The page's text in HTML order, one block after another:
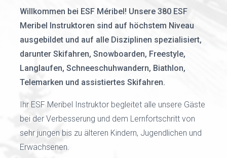
Willkommen bei ESF Méribel! Unsere 380 ESF
Meribel Instruktoren sind auf höchstem Niveau
ausgebildet und auf alle Disziplinen spezialisiert,
darunter Skifahren, Snowboarden, Freestyle,
Langlaufen, Schneeschuhwandern, Biathlon,
Telemarken und assistiertes Skifahren.
Ihr ESF Meribel Instruktor begleitet alle unsere Gäste
bei der Verbesserung und dem Lernfortschritt von
sehr jungen bis zu älteren Kindern, Jugendlichen und
Erwachsenen.